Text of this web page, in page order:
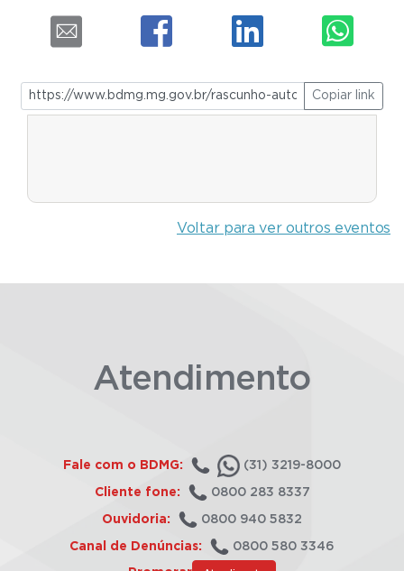
Copiar link
Voltar para ver outros eventos
Atendimento
Fale com o BDMG: (31) 3219-8000
Cliente fone: 0800 283 8337
Ouvidoria: 0800 940 5832
Canal de Denúncias: 0800 580 3346